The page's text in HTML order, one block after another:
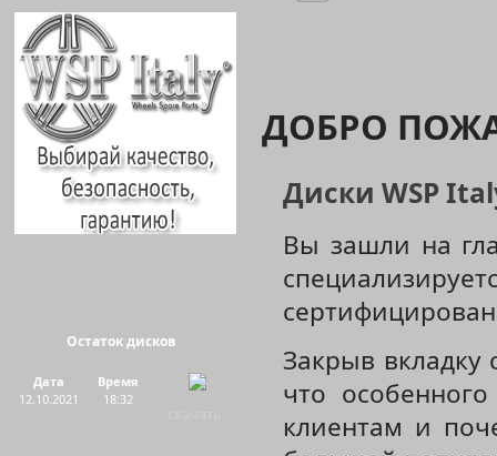
W570
ДОБРО
Диски WSP
Вы зашли на
Закрыв
что
клиентам и
Остаток дисков
Дата
12.10.2021
Время
18:32